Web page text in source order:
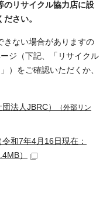
のリサイクル協力店に設
さい。
ない場合がありますの
ジ（下記、「リサイクル
）をご確認いただくか、
法人JBRC）
（外部リン
和7年4月16日現在：
）